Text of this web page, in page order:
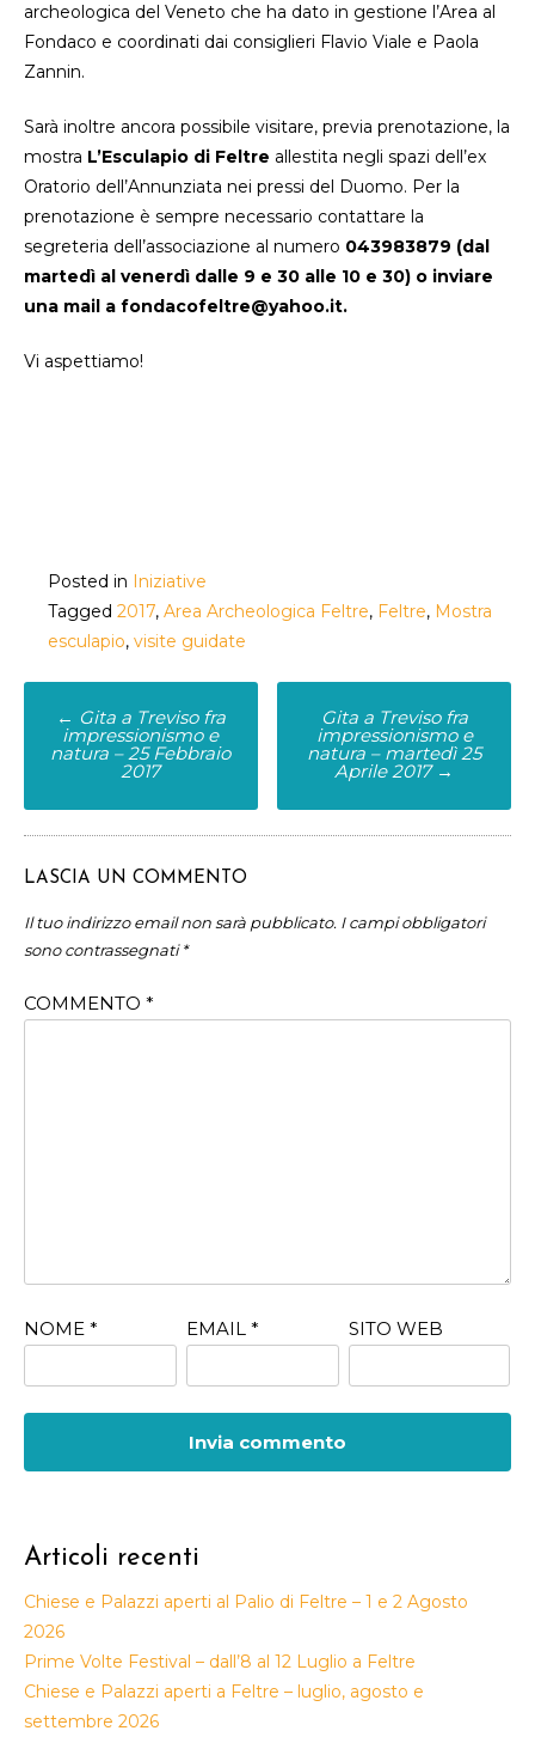
archeologica del Veneto che ha dato in gestione l’Area al
Fondaco e coordinati dai consiglieri Flavio Viale e Paola
Zannin.
Sarà inoltre ancora possibile visitare, previa prenotazione, la
mostra L’Esculapio di Feltre allestita negli spazi dell’ex
Oratorio dell’Annunziata nei pressi del Duomo. Per la
prenotazione è sempre necessario contattare la
segreteria dell’associazione al numero 043983879 (dal
martedì al venerdì dalle 9 e 30 alle 10 e 30) o inviare
una mail a fondacofeltre@yahoo.it.
Vi aspettiamo!
Posted in
Iniziative
Tagged 2017, Area Archeologica Feltre, Feltre, Mostra
esculapio, visite guidate
Post
navigation
← Gita a Treviso fra
impressionismo e
natura – 25 Febbraio
2017
Gita a Treviso fra
impressionismo e
natura – martedì 25
Aprile 2017 →
LASCIA UN COMMENTO
Il tuo indirizzo email non sarà pubblicato. I campi obbligatori
sono contrassegnati*
COMMENTO *
NOME * EMAIL * SITO WEB
Articoli recenti
Chiese e Palazzi aperti al Palio di Feltre – 1 e 2 Agosto
2026
Prime Volte Festival – dall’8 al 12 Luglio a Feltre
Chiese e Palazzi aperti a Feltre – luglio, agosto e
settembre 2026